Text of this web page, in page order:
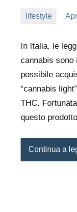
lifestyle
In Italia, le
cannabis
possibile
“cannabis
THC.
questo
Continua a